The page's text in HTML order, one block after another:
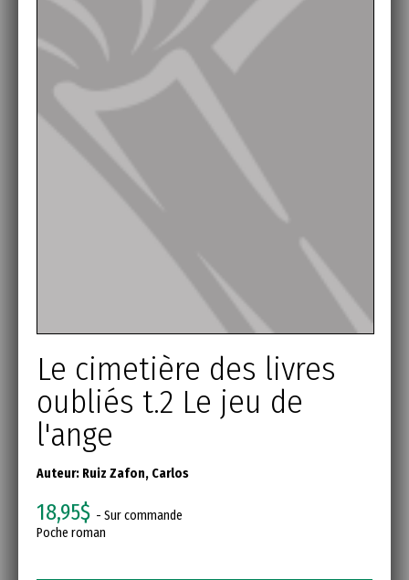
Le cimetière des livres
oubliés t.2 Le jeu de
l'ange
Auteur: Ruiz Zafon, Carlos
18,95$ - Sur commande
Poche roman